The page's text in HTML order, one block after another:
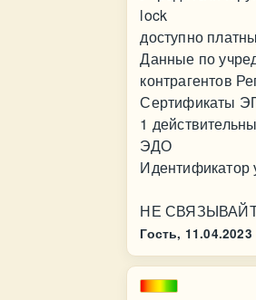
lock
доступно
Данные по
контрагентов
Сертификаты
1
ЭДО
Идентификатор
НЕ
Гость, 11.04.2023